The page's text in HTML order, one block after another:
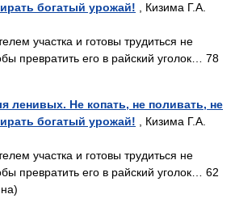
богатый урожай! , Кизима Г.А.
участка и готовы трудиться не
превратить его в райский уголок… 78
ленивых. Не копать, не поливать, не
богатый урожай! , Кизима Г.А.
участка и готовы трудиться не
превратить его в райский уголок… 62